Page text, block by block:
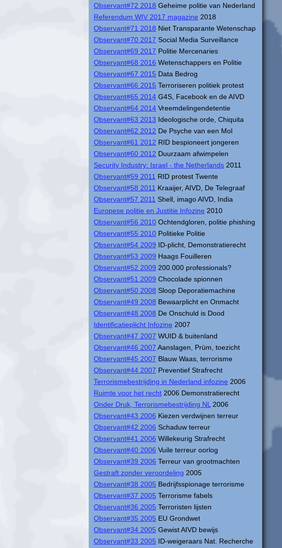
Observant#72 2018 Geheime politie van Nederland
Referendum WIV 2017 magazine 2018
Observant#71 2018 Niet Transparante Wetenschap
Observant#70 2017 Social Media Surveillance
Observant#69 2017 Politie Mercenaries
Observant#68 2016 Wetenschappers en Politie
Observant#67 2015 Data Bedrog
Observant#66 2015 Terroriseren politiek protest
Observant#65 2014 G4S, Facebook en de AIVD
Observant#64 2014 Vreemdelingendetentie
Observant#63 2013 Ideologische orde, Chiquita
Observant#62 2012 De Psyche van een Mol
Observant#61 2012 RID bespioneert jongeren
Observant#60 2012 Duurzaam afwimpelen
Security Industry: Israel - the Netherlands 2011
Observant#59 2011 RID protest Twente
Observant#58 2011 Kraaijer, AIVD, De Telegraaf
Observant#57 2011 Shell, imago AIVD, India
Europese politie en Justitie Infozine 2010
Observant#56 2010 Ochtendgloren, politie phishing
Observant#55 2010 Politieke Politie
Observant#54 2009 ID-plicht, Demonstratierecht
Observant#53 2009 Haags Fouilleren
Observant#52 2009 200.000 professionals?
Observant#51 2009 Chocolade spionnen
Observant#50 2008 Sloop Deporatiemachine
Observant#49 2008 Bewaarplicht en Onmacht
Observant#48 2008 De Onschuld is Dood
Identificatieplicht Infozine 2007
Observant#47 2007 WUID & buitenland
Observant#46 2007 Aanslagen, Prüm, toezicht
Observant#45 2007 Blauw Waas, terrorisme
Observant#44 2007 Preventief Strafrecht
Terrorismebestrijding in Nederland infozine 2006
Ruimte voor het recht 2006 Demonstratierecht
Onder Druk, Terrorismebestrijding NL 2006
Observant#43 2006 Kiezen verdwijnen terreur
Observant#42 2006 Schaduw terreur
Observant#41 2006 Willekeurig Strafrecht
Observant#40 2006 Vuile terreur oorlog
Observant#39 2006 Terreur van grootmachten
Gestraft zonder veroordeling 2005
Observant#38 2005 Bedrijfsspionage terrorisme
Observant#37 2005 Terrorisme fabels
Observant#36 2005 Terroristen lijsten
Observant#35 2005 EU Grondwet
Observant#34 2005 Gewist AIVD bewijs
Observant#33 2005 ID-weigeraars Nat. Recherche